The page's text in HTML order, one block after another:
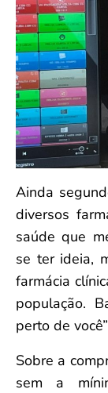
Ainda
diversos
saúde que
se ter ideia,
farmácia
população.
perto de
Sobre a
sem a